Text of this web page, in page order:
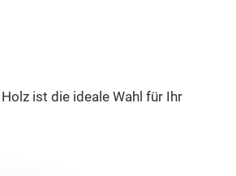
ist die ideale Wahl für Ihr